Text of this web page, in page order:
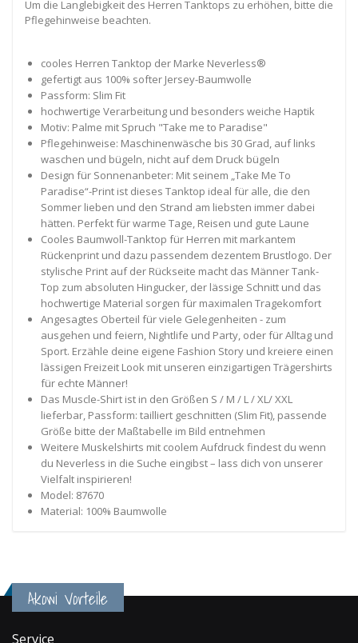
Um die Langlebigkeit des Herren Tanktops zu erhöhen, bitte die
Pflegehinweise beachten.
cooles Herren Tanktop der Marke Neverless®
gefertigt aus 100% softer Jersey-Baumwolle
Passform: Slim Fit
hochwertige Verarbeitung und besonders weiche Haptik
Motiv: Palme mit Spruch "Take me to Paradise"
Pflegehinweise: Maschinenwäsche bis 30 Grad, auf links
waschen und bügeln, nicht auf dem Druck bügeln
Design für Sonnenanbeter: Mit seinem „Take Me To
Paradise“-Print ist dieses Tanktop ideal für alle, die den
Sommer lieben und den Strand am liebsten immer dabei
hätten. Perfekt für warme Tage, Reisen und gute Laune
Cooles Baumwoll-Tanktop für Herren mit markantem
Rückenprint und dazu passendem dezentem Brustlogo. Der
stylische Print auf der Rückseite macht das Männer Tank-
Top zum absoluten Hingucker, der lässige Schnitt und das
hochwertige Material sorgen für maximalen Tragekomfort
Angesagtes Oberteil für viele Gelegenheiten - zum
ausgehen und feiern, Nightlife und Party, oder für Alltag und
Sport. Erzähle deine eigene Fashion Story und kreiere einen
lässigen Freizeit Look mit unseren einzigartigen Trägershirts
für echte Männer!
Das Muscle-Shirt ist in den Größen S / M / L / XL/ XXL
lieferbar, Passform: tailliert geschnitten (Slim Fit), passende
Größe bitte der Maßtabelle im Bild entnehmen
Weitere Muskelshirts mit coolem Aufdruck findest du wenn
du Neverless in die Suche eingibst – lass dich von unserer
Vielfalt inspirieren!
Model: 87670
Material: 100% Baumwolle
Akowi Vorteile
Service